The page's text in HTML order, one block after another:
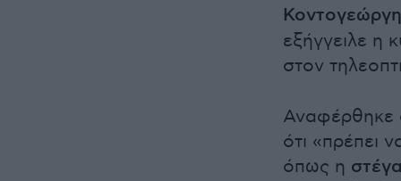
εξήγγειλε η
στον
Αναφέρθηκε
ότι «πρέπει
όπως η